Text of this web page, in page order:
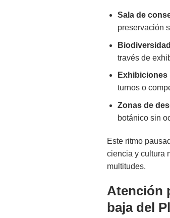
Sala de
preservación
través de
Exhibiciones
turnos o
Zonas de
botánico sin
Este ritmo
ciencia y cultura
multitudes.
Atención
baja del